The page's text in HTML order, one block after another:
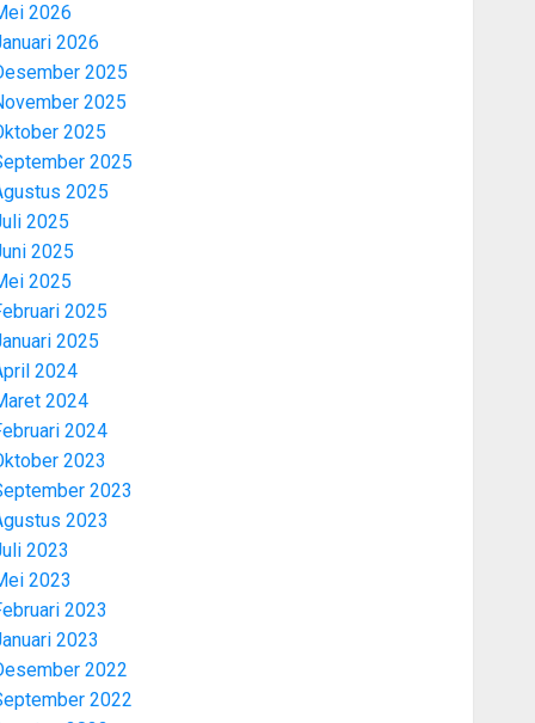
2026
2026
2025
2025
2025
2025
2025
2025
2025
2025
2025
2025
2024
2024
2024
2023
2023
2023
2023
2023
2023
2023
2022
2022